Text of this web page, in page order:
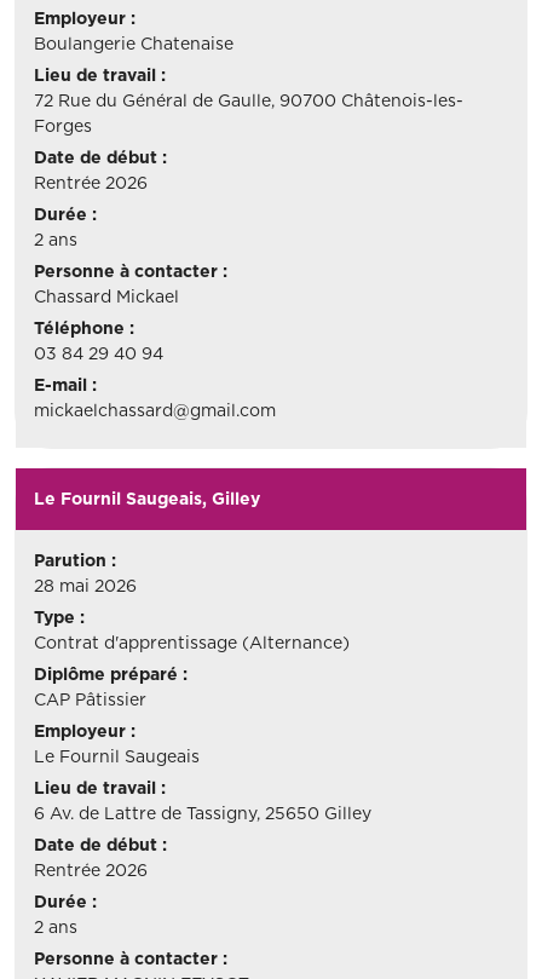
Employeur :
Boulangerie Chatenaise
Lieu de travail :
72 Rue du Général de Gaulle, 90700 Châtenois-les-
Forges
Date de début :
Rentrée 2026
Durée :
2 ans
Personne à contacter :
Chassard Mickael
Téléphone :
03 84 29 40 94
E-mail :
mickaelchassard@gmail.com
Le Fournil Saugeais, Gilley
Parution :
28 mai 2026
Type :
Contrat d'apprentissage (Alternance)
Diplôme préparé :
CAP Pâtissier
Employeur :
Le Fournil Saugeais
Lieu de travail :
6 Av. de Lattre de Tassigny, 25650 Gilley
Date de début :
Rentrée 2026
Durée :
2 ans
Personne à contacter :